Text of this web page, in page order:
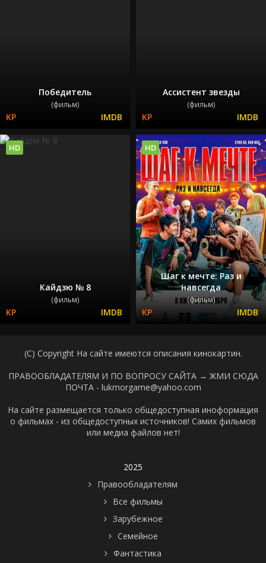
Победитель
(фильм)
Ассистент звезды
(фильм)
Кайдзю № 8
(фильм)
HD
Шаг к мечте: Раз и
навсегда
(фильм)
HD
(C) Copyright На сайте имеются описания кинокартин.
ПРАВООБЛАДАТЕЛЯМ И ПО ВОПРОСУ САЙТА → ЖМИ СЮДА
ПОЧТА - lukmorgame@yahoo.com
На сайте размещается только общедоступная иноформация
о фильмах - из общедоступных источников! Самих фильмов
или медиа файлов нет!
2025
Правообладателям
Все фильмы
Зарубежное
Семейное
Фантастика